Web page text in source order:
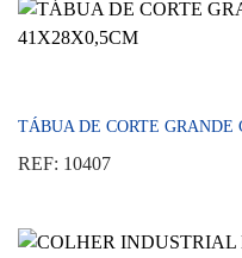
TÁBUA DE CORTE
REF: 10407